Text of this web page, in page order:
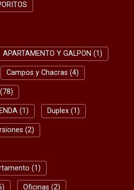
APARTAMENTO Y GALPON (1)
Campos y Chacras (4)
(1) Duplex (1)
(2)
(1)
Oficinas (2)